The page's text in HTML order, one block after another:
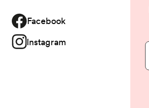
Facebook
Instagram